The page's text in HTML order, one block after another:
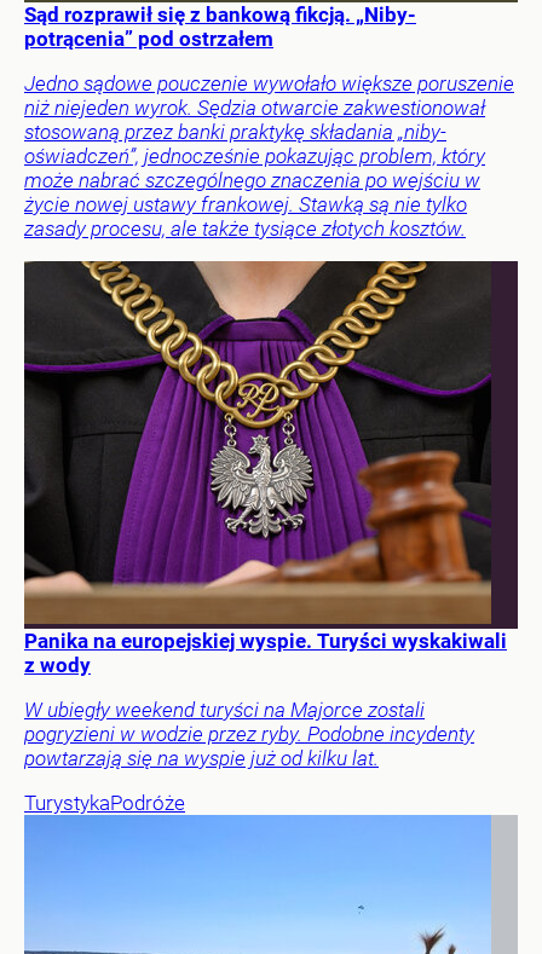
Sąd rozprawił się z bankową fikcją. „Niby-
potrącenia” pod ostrzałem
Jedno sądowe pouczenie wywołało większe poruszenie
niż niejeden wyrok. Sędzia otwarcie zakwestionował
stosowaną przez banki praktykę składania „niby-
oświadczeń”, jednocześnie pokazując problem, który
może nabrać szczególnego znaczenia po wejściu w
życie nowej ustawy frankowej. Stawką są nie tylko
zasady procesu, ale także tysiące złotych kosztów.
Panika na europejskiej wyspie. Turyści wyskakiwali
z wody
W ubiegły weekend turyści na Majorce zostali
pogryzieni w wodzie przez ryby. Podobne incydenty
powtarzają się na wyspie już od kilku lat.
TurystykaPodróże